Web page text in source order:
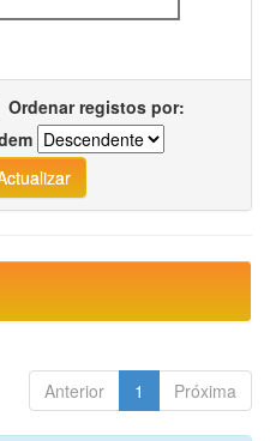
Ordenar registos por:
Anterior 1 Próxima